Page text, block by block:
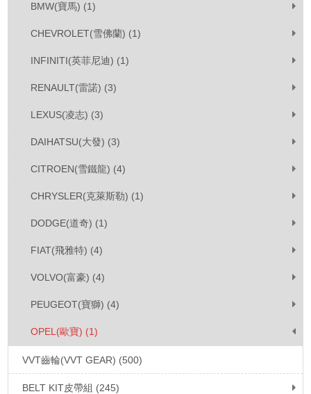
BMW(寶馬) (1)
CHEVROLET(雪佛蘭) (1)
INFINITI(英菲尼迪) (1)
RENAULT(雷諾) (3)
LEXUS(凌志) (3)
DAIHATSU(大發) (3)
CITROEN(雪鐵龍) (4)
CHRYSLER(克萊斯勒) (1)
DODGE(道奇) (1)
FIAT(飛雅特) (4)
VOLVO(富豪) (4)
PEUGEOT(寶獅) (4)
OPEL(歐寶) (1)
VVT齒輪(VVT GEAR) (500)
BELT KIT皮帶組 (245)